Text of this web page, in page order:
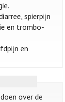
spierpijn
en trombo-
en
over de